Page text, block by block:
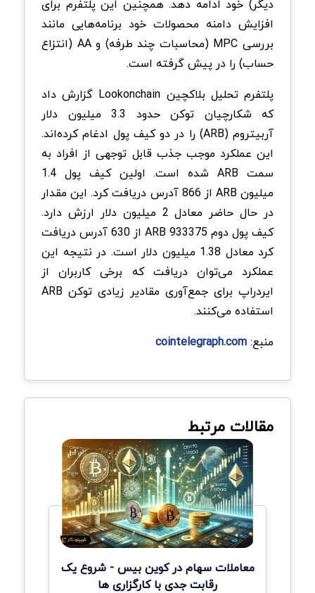
دیگر) خود ادامه دهد. همچنین این پلتفرم برای
افزایش دامنه محصولات خود برنامه‌هایی مانند
بررسی MPC (محاسبات چند طرفه) و AA (انتزاع
حساب) را در پیش گرفته است.
پلتفرم تحلیل بلاکچین Lookonchain گزارش داد
که شکارچیان توکن حدود 3.3 میلیون دلار
آربیتروم (ARB) را در دو کیف پول ادغام کرده‌اند.
این عملکرد موجب جذب قابل توجهی از افراد به
سمت ARB شده است. اولین کیف پول 1.4
میلیون ARB از 866 آدرس دریافت کرد. این مقدار
در حال حاضر معادل 2 میلیون دلار ارزش دارد.
کیف پول دوم 933375 ARB از 630 آدرس دریافت
کرد معادل 1.38 میلیون دلار است. در نتیجه این
عملکرد می‌توان دریافت که برخی کاربران از
ایردراپ برای جمع‌آوری مقادیر زیادی توکن ARB
استفاده می‌کنند.
منبع:cointelegraph.com
مقالات مرتبط
معاملات سهام در کوین بیس - شروع یک
رقابت جدی با کارگزاری ها